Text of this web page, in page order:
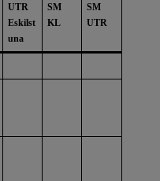
UTR
Eskilst
una
SM
KL
SM
UTR